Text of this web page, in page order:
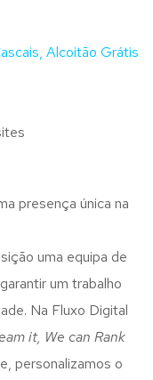
Alcoitão Grátis
presença única na
uma equipa de
um trabalho
Na Fluxo Digital
it, We can Rank
personalizamos o